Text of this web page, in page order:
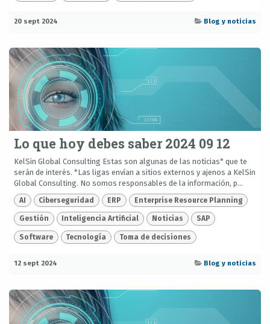
20 sept 2024 Blog y noticias
Lo que hoy debes saber 2024 09 12
KelSin Global Consulting Estas son algunas de las noticias* que te
serán de interés. *Las ligas envían a sitios externos y ajenos a KelSin
Global Consulting. No somos responsables de la información, p...
AI Ciberseguridad ERP Enterprise Resource Planning
Gestión Inteligencia Artificial Noticias SAP
Software Tecnología Toma de decisiones
12 sept 2024 Blog y noticias